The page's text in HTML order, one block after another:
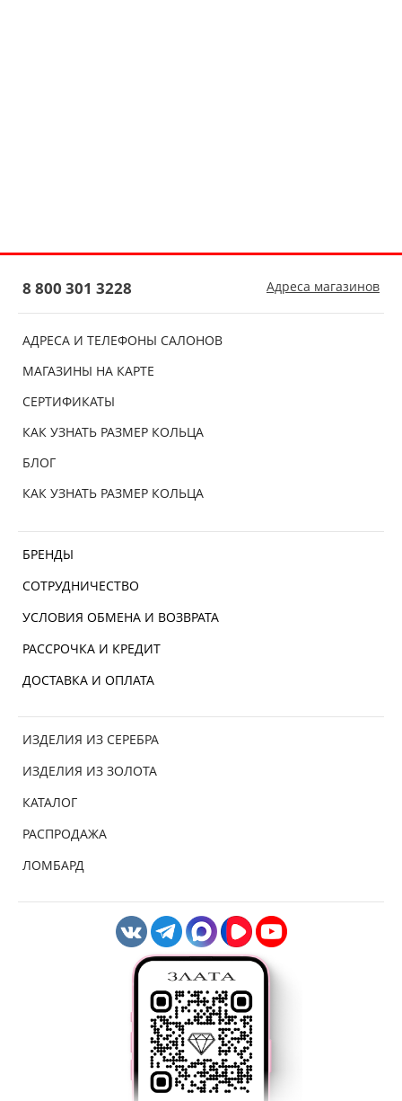
АДРЕСА И ТЕЛЕФОНЫ САЛОНОВ
МАГАЗИНЫ НА КАРТЕ
СЕРТИФИКАТЫ
КАК УЗНАТЬ РАЗМЕР КОЛЬЦА
БЛОГ
КАК УЗНАТЬ РАЗМЕР КОЛЬЦА
БРЕНДЫ
СОТРУДНИЧЕСТВО
УСЛОВИЯ ОБМЕНА И ВОЗВРАТА
РАССРОЧКА И КРЕДИТ
ДОСТАВКА И ОПЛАТА
ИЗДЕЛИЯ ИЗ СЕРЕБРА
ИЗДЕЛИЯ ИЗ ЗОЛОТА
КАТАЛОГ
РАСПРОДАЖА
ЛОМБАРД
8 800 301 3228 Адреса магазинов